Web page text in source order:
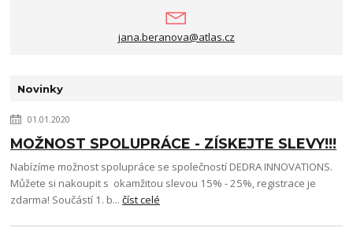
jana.beranova@atlas.cz
Novinky
01.01.2020
MOŽNOST SPOLUPRÁCE - ZÍSKEJTE SLEVY!!!
Nabízíme možnost spolupráce se společností DEDRA INNOVATIONS.
Můžete si nakoupit s okamžitou slevou 15% - 25%, registrace je
zdarma! Součástí 1. b...číst celé